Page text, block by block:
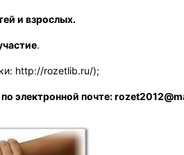
и взрослых.
.
http://rozetlib.ru/);
электронной почте: